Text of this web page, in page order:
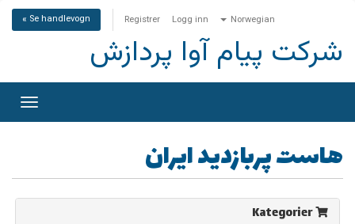
Norwegian
Logg inn
Registrer
Se handlevogn »
شرکت پیام آوا پردازش
Bytt
هاست پربازدید ایران
Kategorier